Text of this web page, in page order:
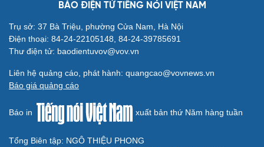
BÁO ĐIỆN TỬ TIẾNG NÓI VIỆT NAM
Trụ sở: 37 Bà Triệu, phường Cửa Nam, Hà Nội
Điện thoại: 84-24-22105148, 84-24-39785691
Thư điện tử: baodientuvov@vov.vn
Liên hệ quảng cáo, phát hành: quangcao@vovnews.vn
Báo giá quảng cáo
Báo in xuất bản thứ Năm hàng tuần
Tổng Biên tập: NGÔ THIỆU PHONG